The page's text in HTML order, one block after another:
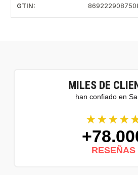
GTIN:
MILES DE
han confiado en
RESEÑAS